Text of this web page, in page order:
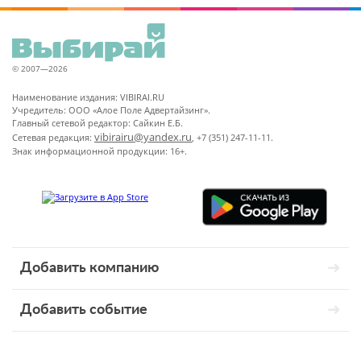
© 2007—2026
Наименование издания: VIBIRAI.RU
Учредитель: ООО «Алое Поле Адвертайзинг».
Главный сетевой редактор: Сайкин Е.Б.
Сетевая редакция: vibirairu@yandex.ru, +7 (351) 247-11-11.
Знак информационной продукции: 16+.
Добавить компанию
Добавить событие